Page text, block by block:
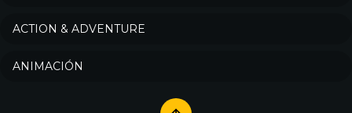
Música
ACTION & ADVENTURE
ANIMACIÓN